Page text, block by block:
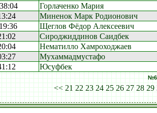
Горлаченко Мария
Миненок Марк Родионович
Щеглов Фёдор Алексеевич
Сироджиддинов Саидбек
Нематилло Хамроходжаев
Мухаммадмустафо
Юсуфбек
<< 21 22 23 24 25 26 27 28 29